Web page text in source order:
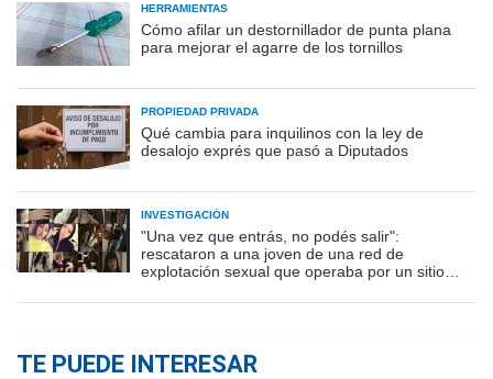
HERRAMIENTAS
Cómo afilar un destornillador de punta plana
para mejorar el agarre de los tornillos
PROPIEDAD PRIVADA
Qué cambia para inquilinos con la ley de
desalojo exprés que pasó a Diputados
INVESTIGACIÓN
"Una vez que entrás, no podés salir":
rescataron a una joven de una red de
explotación sexual que operaba por un sitio
TE PUEDE INTERESAR